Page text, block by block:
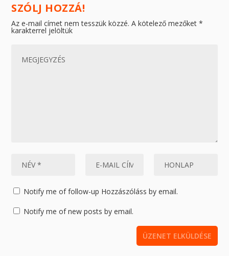
SZÓLJ HOZZÁ!
Az e-mail címet nem tesszük közzé. A kötelező mezőket*
karakterrel jelöltük
Notify me of follow-up Hozzászóláss by email.
Notify me of new posts by email.